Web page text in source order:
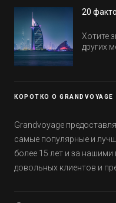
обычно
20
Хотите
других
КОРОТКО О GRANDVOYAGE
Grandvoyage
самые популярные и
более 15 лет и за
довольных клиентов и